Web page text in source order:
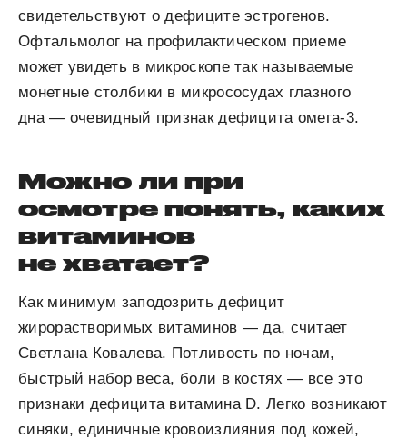
свидетельствуют о дефиците эстрогенов.
Офтальмолог на профилактическом приеме
может увидеть в микроскопе так называемые
монетные столбики в микрососудах глазного
дна — очевидный признак дефицита омега-3.
Можно ли при
осмотре понять, каких
витаминов
не хватает?
Как минимум заподозрить дефицит
жирорастворимых витаминов — да, считает
Светлана Ковалева. Потливость по ночам,
быстрый набор веса, боли в костях — все это
признаки дефицита витамина D. Легко возникают
синяки, единичные кровоизлияния под кожей,